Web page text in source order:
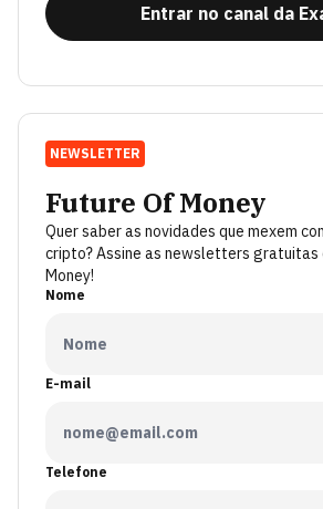
Entrar no canal da
NEWSLETTER
Future Of Money
Quer saber as novidades que mexem
cripto? Assine as newsletters gratuitas
Money!
Nome
E-mail
Telefone